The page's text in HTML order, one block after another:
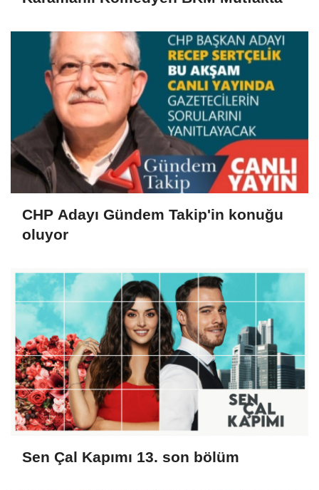
CHP Adayı Gündem Takip'in konuğu
oluyor
Sen Çal Kapımı 13. son bölüm